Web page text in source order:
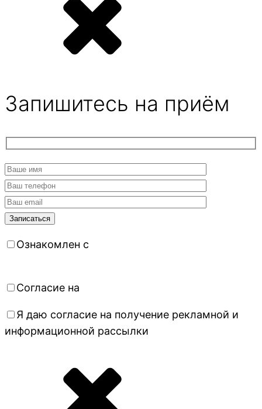
Запишитесь на приём
Ознакомлен с
Согласие на
Я даю согласие на получение рекламной и
информационной рассылки